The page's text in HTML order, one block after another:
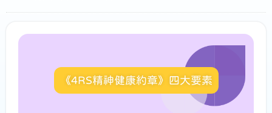
《4RS精神健康約章》四大要素